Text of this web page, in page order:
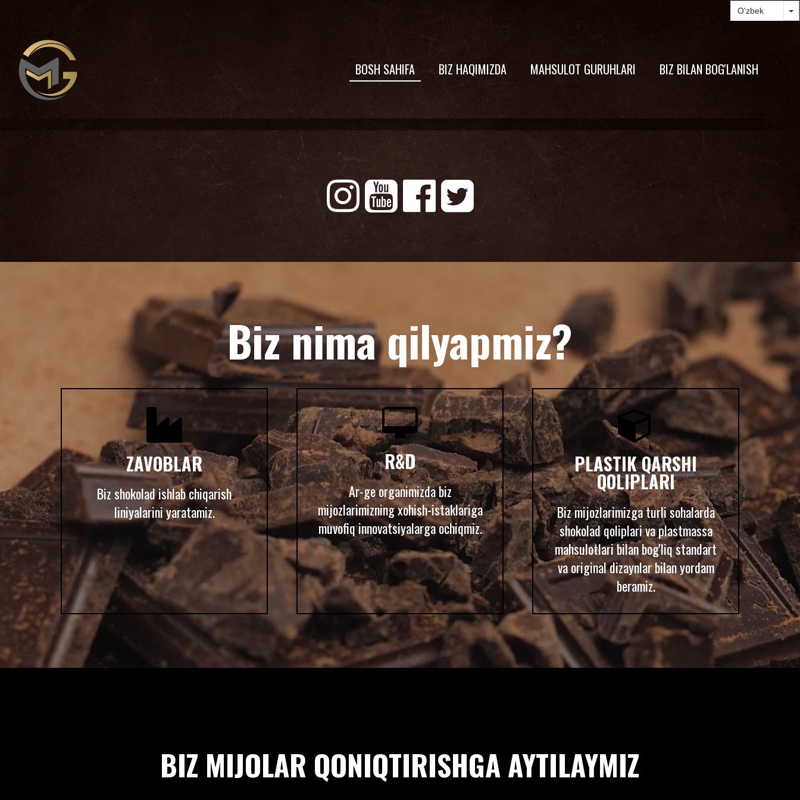
BOSH SAHIFA BIZ HAQIMIZDA MAHSULOT GURUHLARI BIZ BILAN BOG'LANISH
  
Biz sizning orzularingizni ro'yobga chiqarish uchun
ko'p mehnat qilamiz!

Biz nima qilyapmiz?

ZAVOBLAR
Biz shokolad ishlab chiqarish
liniyalarini yaratamiz.

R&D
Ar-ge organimizda biz
mijozlarimizning xohish-istaklariga
muvofiq innovatsiyalarga ochiqmiz.

PLASTIK QARSHI
QOLIPLARI
Biz mijozlarimizga turli sohalarda
shokolad qoliplari va plastmassa
mahsulotlari bilan bog'liq standart
va original dizaynlar bilan yordam
beramiz.
BIZ MIJOLAR QONIQTIRISHGA AYTILAYMIZ